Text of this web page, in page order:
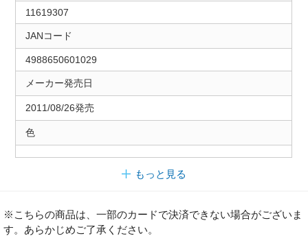
11619307
JANコード
4988650601029
メーカー発売日
2011/08/26発売
色
もっと見る
※こちらの商品は、一部のカードで決済できない場合がございま
す。あらかじめご了承ください。